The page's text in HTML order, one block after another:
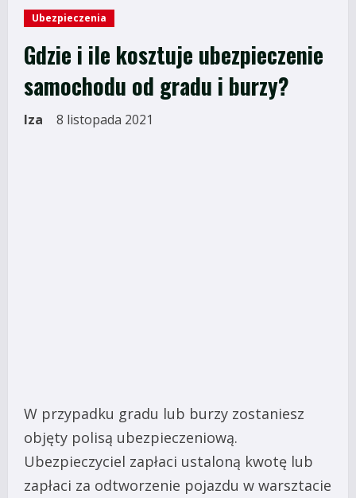
Ubezpieczenia
Gdzie i ile kosztuje ubezpieczenie
samochodu od gradu i burzy?
Iza 8 listopada 2021
W przypadku gradu lub burzy zostaniesz
objęty polisą ubezpieczeniową.
Ubezpieczyciel zapłaci ustaloną kwotę lub
zapłaci za odtworzenie pojazdu w warsztacie